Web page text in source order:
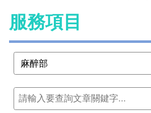
服務項目